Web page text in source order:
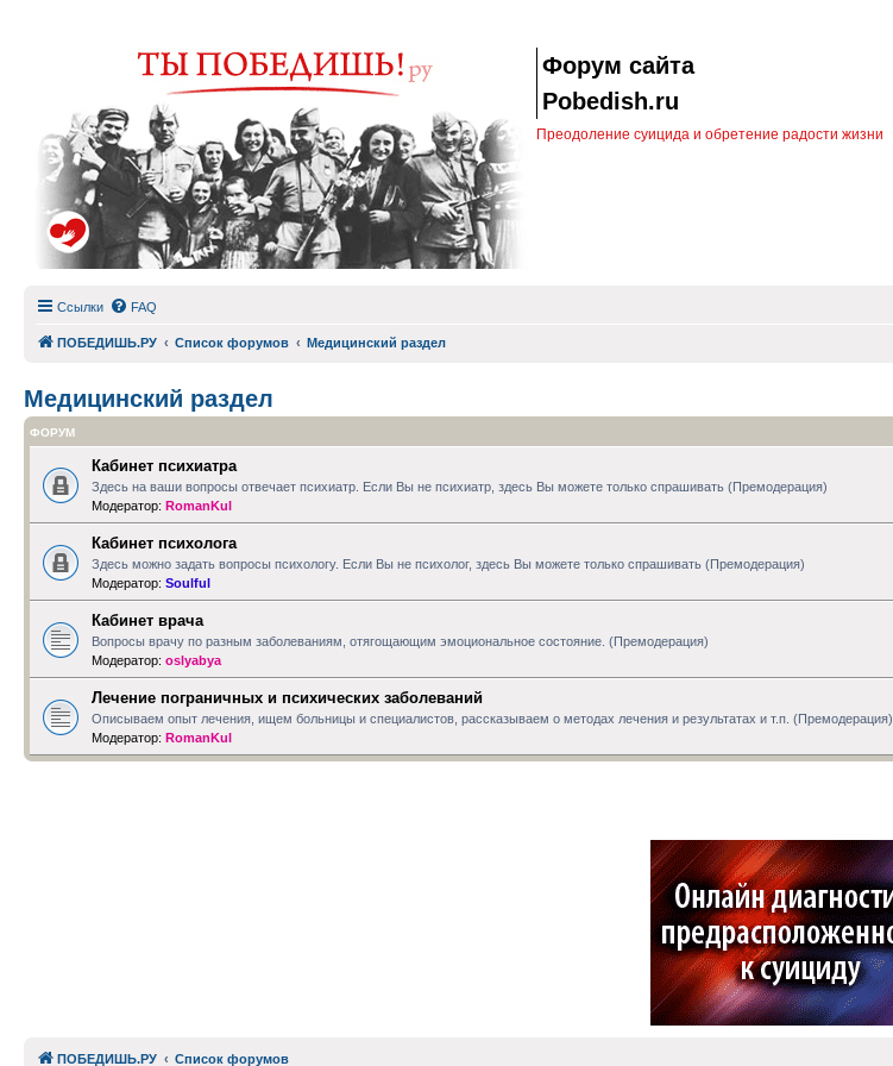
Форум сайта
Pobedish.ru
Преодоление суицида и обретение радости жизни
Ссылки FAQ
ПОБЕДИШЬ.РУ Список форумов Медицинский раздел
Медицинский раздел
ФОРУМ
Кабинет психиатра
Здесь на ваши вопросы отвечает психиатр. Если Вы не психиатр, здесь Вы можете только спрашивать (Премодерация)
Модератор: RomanKul
Кабинет психолога
Здесь можно задать вопросы психологу. Если Вы не психолог, здесь Вы можете только спрашивать (Премодерация)
Модератор: Soulful
Кабинет врача
Вопросы врачу по разным заболеваниям, отягощающим эмоциональное состояние. (Премодерация)
Модератор: oslyabya
Лечение пограничных и психических заболеваний
Описываем опыт лечения, ищем больницы и специалистов, рассказываем о методах лечения и результатах и т.п. (Премодерация)
Модератор: RomanKul
ПОБЕДИШЬ.РУ Список форумов